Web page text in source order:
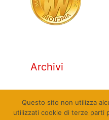
Archivi
Questo sito non utilizza
utilizzati cookie di terze parti